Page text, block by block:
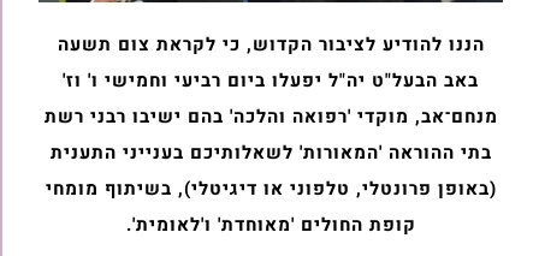
הננו להודיע לציבור הקדוש, כי לקראת צום תשעה
באב הבעל"ט יה"ל יפעלו ביום רביעי וחמישי ו' וז'
מנחם־אב, מוקדי 'רפואה והלכה' בהם ישיבו רבני רשת
בתי ההוראה 'המאורות' לשאלותיכם בענייני התענית
(באופן פרונטלי, טלפוני או דיגיטלי), בשיתוף מומחי
קופת החולים 'מאוחדת' ו'לאומית'.